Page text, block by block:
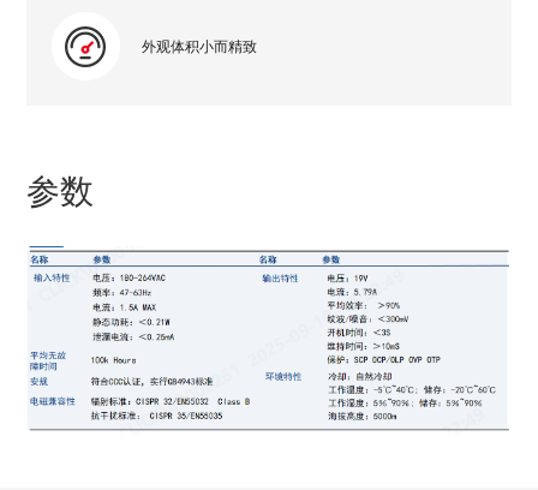
外观体积小而精致
参数